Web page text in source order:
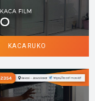
KACA RUKO